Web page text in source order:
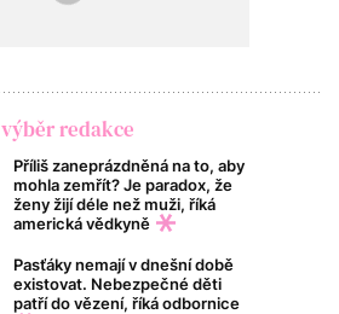
výběr redakce
Příliš zaneprázdněná na to, aby
mohla zemřít? Je paradox, že
ženy žijí déle než muži, říká
americká vědkyně
Pasťáky nemají v dnešní době
existovat. Nebezpečné děti
patří do vězení, říká odbornice